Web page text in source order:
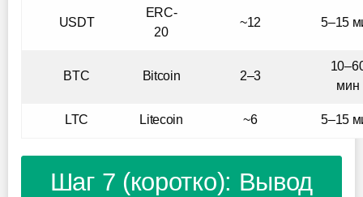
USDT
ERC-
20
~12 5–15
BTC Bitcoin 2–3
мин
LTC Litecoin ~6 5–15
Шаг 7 (коротко): Вывод